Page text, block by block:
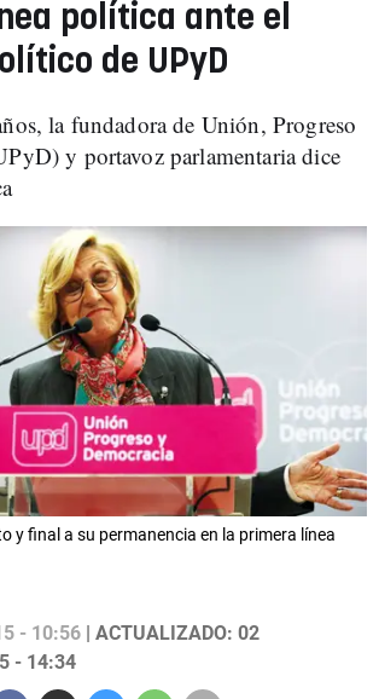
política ante el
de UPyD
la fundadora de Unión, Progreso
y portavoz parlamentaria dice
y final a su permanencia en la primera línea
- 10:56 | ACTUALIZADO: 02
- 14:34